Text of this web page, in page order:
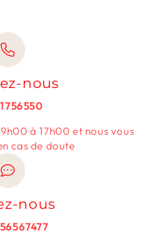
nous
à 17h00 et nous vous
cas de doute
nous